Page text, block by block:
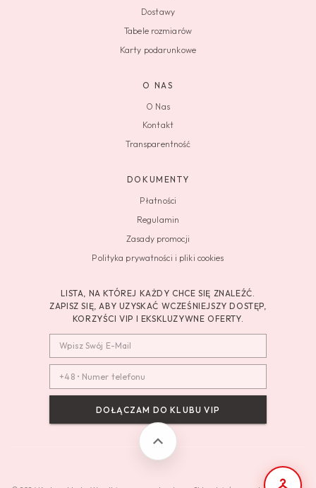
Dostawy
Tabele rozmiarów
Karty podarunkowe
O NAS
O Nas
Kontakt
Transparentność
DOKUMENTY
Płatności
Regulamin
Zasady promocji
Polityka prywatności i pliki cookies
LISTA, NA KTÓREJ KAŻDY CHCE SIĘ ZNALEŹĆ.
ZAPISZ SIĘ, ABY UZYSKAĆ WCZEŚNIEJSZY DOSTĘP,
KORZYŚCI VIP I EKSKLUZYWNE OFERTY.
DOŁĄCZAM DO KLUBU VIP